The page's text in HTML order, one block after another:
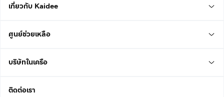
เกี่ยวกับ Kaidee
ศูนย์ช่วยเหลือ
บริษัทในเครือ
ติดต่อเรา